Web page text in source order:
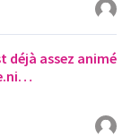
déjà assez animé